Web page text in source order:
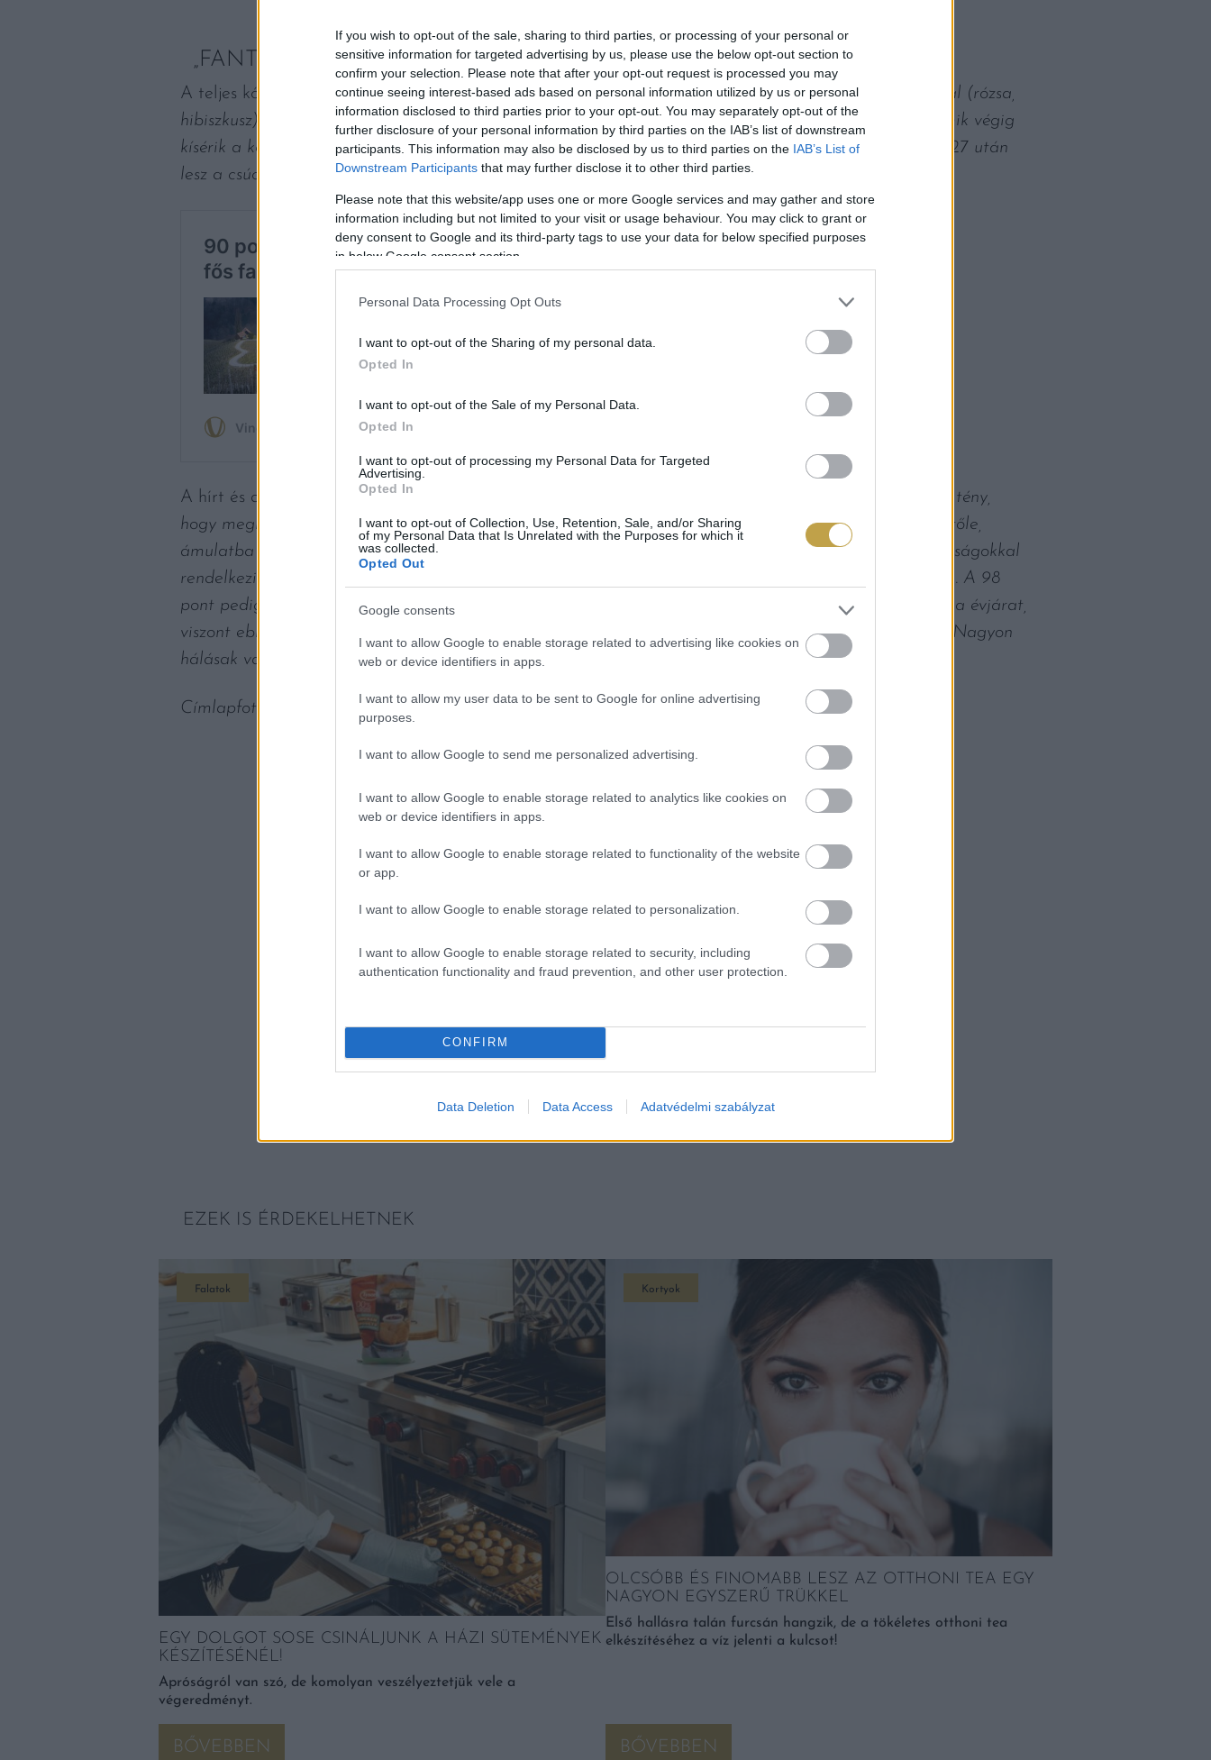
If you wish to opt-out of the sale, sharing to third parties, or processing of your personal or
sensitive information for targeted advertising by us, please use the below opt-out section to
confirm your selection. Please note that after your opt-out request is processed you may
continue seeing interest-based ads based on personal information utilized by us or personal
information disclosed to third parties prior to your opt-out. You may separately opt-out of the
further disclosure of your personal information by third parties on the IAB’s list of downstream
participants. This information may also be disclosed by us to third parties on the IAB’s List of
Downstream Participants that may further disclose it to other third parties.
Please note that this website/app uses one or more Google services and may gather and store
information including but not limited to your visit or usage behaviour. You may click to grant or
deny consent to Google and its third-party tags to use your data for below specified purposes
in below Google consent section.
Personal Data Processing Opt Outs
I want to opt-out of the Sharing of my personal data.
Opted In
I want to opt-out of the Sale of my Personal Data.
Opted In
I want to opt-out of processing my Personal Data for Targeted
Advertising.
Opted In
I want to opt-out of Collection, Use, Retention, Sale, and/or Sharing
of my Personal Data that Is Unrelated with the Purposes for which it
was collected.
Opted Out
Google consents
I want to allow Google to enable storage related to advertising like cookies on
web or device identifiers in apps.
I want to allow my user data to be sent to Google for online advertising
purposes.
I want to allow Google to send me personalized advertising.
I want to allow Google to enable storage related to analytics like cookies on
web or device identifiers in apps.
I want to allow Google to enable storage related to functionality of the website
or app.
I want to allow Google to enable storage related to personalization.
I want to allow Google to enable storage related to security, including
authentication functionality and fraud prevention, and other user protection.
CONFIRM
Data Deletion Data Access Adatvédelmi szabályzat
„FANTASZTIKUS VÖRÖSBOR”
A teljes kóstolójegyzet így hangzik:„Ez a fantasztikus vörösbor pirosbogyós gyümölcsökkel és virágokkal (rózsa,
hibiszkusz) nyit. Zúzott kő és tűzkő. Kagyló, végül gránit. Közepes-nagy test, extrém finom tanninok, amik végig
kísérik a kortyot. Ásványosság és mélység. Elgondolkodtató, meditálásra késztető bor. Világklasszis. 2027 után
lesz a csúcson.”
A hírt és a pontszámot kitörő örömmel fogadták a St. Andrea Szőlőbirtokon.
„Megrendítő már csak a tény,
hogy meglátogatott személyesen minket James Suckling. Az pedig, hogy ilyen pontszámokat kaptunk tőle,
ámulatba ejtő. Egy olyan visszajelzés, ami megerősít minket abban, hogy Eger tényleg páratlan adottságokkal
rendelkezik és ezzel az egyediséggel bátran ki lehet állnunk a világ elé, mert nem fogunk szégyenkezni. A 98
pont pedig egészen elképesztő. Éreztük eddig is, hogy a 2018-as talán a valaha volt legjobb St. Andrea évjárat,
viszont ebből az évből az AGAPÉ ténylegesen életünk eddigi legjobb bora, amit világra segíthettünk. Nagyon
hálásak vagyunk!”
– összegezte érzéseit Ifj. Lőrincz György.
Címlapfotó: Thomas Thompson / Unsplash
EZEK IS ÉRDEKELHETNEK
Falatok
EGY DOLGOT SOSE CSINÁLJUNK A HÁZI SÜTEMÉNYEK
KÉSZÍTÉSÉNÉL!
Apróságról van szó, de komolyan veszélyeztetjük vele a
végeredményt.
BŐVEBBEN
Kortyok
OLCSÓBB ÉS FINOMABB LESZ AZ OTTHONI TEA EGY
NAGYON EGYSZERŰ TRÜKKEL
Első hallásra talán furcsán hangzik, de a tökéletes otthoni tea
elkészítéséhez a víz jelenti a kulcsot!
BŐVEBBEN